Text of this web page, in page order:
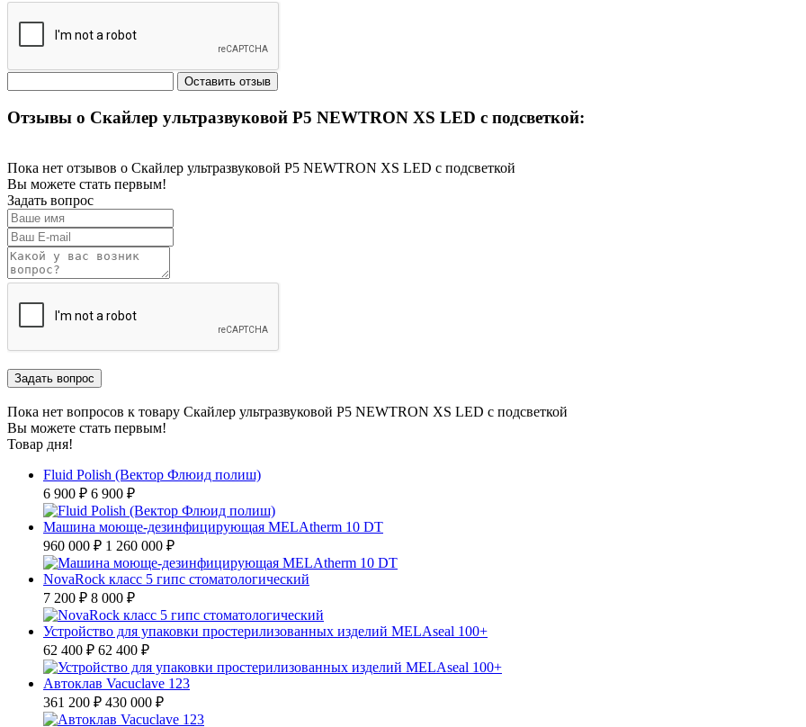
Отзывы о Скайлер ультразвуковой P5 NEWTRON XS LED с подсветкой:
Пока нет отзывов о Скайлер ультразвуковой P5 NEWTRON XS LED с подсветкой
Вы можете стать первым!
Задать вопрос
Пока нет вопросов к товару Скайлер ультразвуковой P5 NEWTRON XS LED с подсветкой
Вы можете стать первым!
Товар дня!
Fluid Polish (Вектор Флюид полиш)
6 900 ₽ 6 900 ₽
Машина моюще-дезинфицирующая MELAtherm 10 DT
960 000 ₽ 1 260 000 ₽
NovaRock класс 5 гипс стоматологический
7 200 ₽ 8 000 ₽
Устройство для упаковки простерилизованных изделий MELAseal 100+
62 400 ₽ 62 400 ₽
Автоклав Vacuclave 123
361 200 ₽ 430 000 ₽